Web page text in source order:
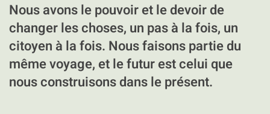
Nous avons le pouvoir et le devoir de
changer les choses, un pas à la fois, un
citoyen à la fois. Nous faisons partie du
même voyage, et le futur est celui que
nous construisons dans le présent.